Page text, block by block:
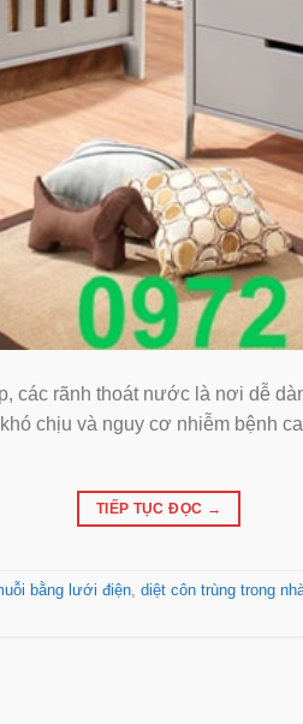
các rãnh thoát nước là nơi dễ
chịu và nguy cơ nhiễm bệnh
TIẾP TỤC ĐỌC →
bằng lưới điện, diệt côn trùng trong